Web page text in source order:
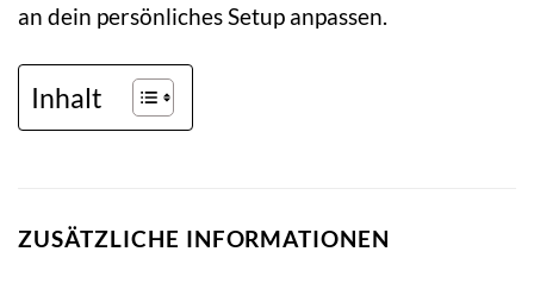
an dein persönliches Setup anpassen.
Inhalt
ZUSÄTZLICHE INFORMATIONEN